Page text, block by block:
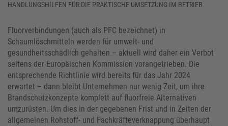
HANDLUNGSHILFEN FÜR DIE PRAKTISCHE UMSETZUNG IM BETRIEB
Fluorverbindungen (auch als PFC bezeichnet) in
Schaumlöschmitteln werden für umwelt- und
gesundheitsschädlich gehalten – aktuell wird daher ein Verbot
seitens der Europäischen Kommission vorangetrieben. Die
entsprechende Richtlinie wird bereits für das Jahr 2024
erwartet – dann bleibt Unternehmen nur wenig Zeit, um ihre
Brandschutzkonzepte komplett auf fluorfreie Alternativen
umzurüsten. Um dies in der gegebenen Frist und in Zeiten der
allgemeinen Rohstoff- und Fachkräfteverknappung überhaupt